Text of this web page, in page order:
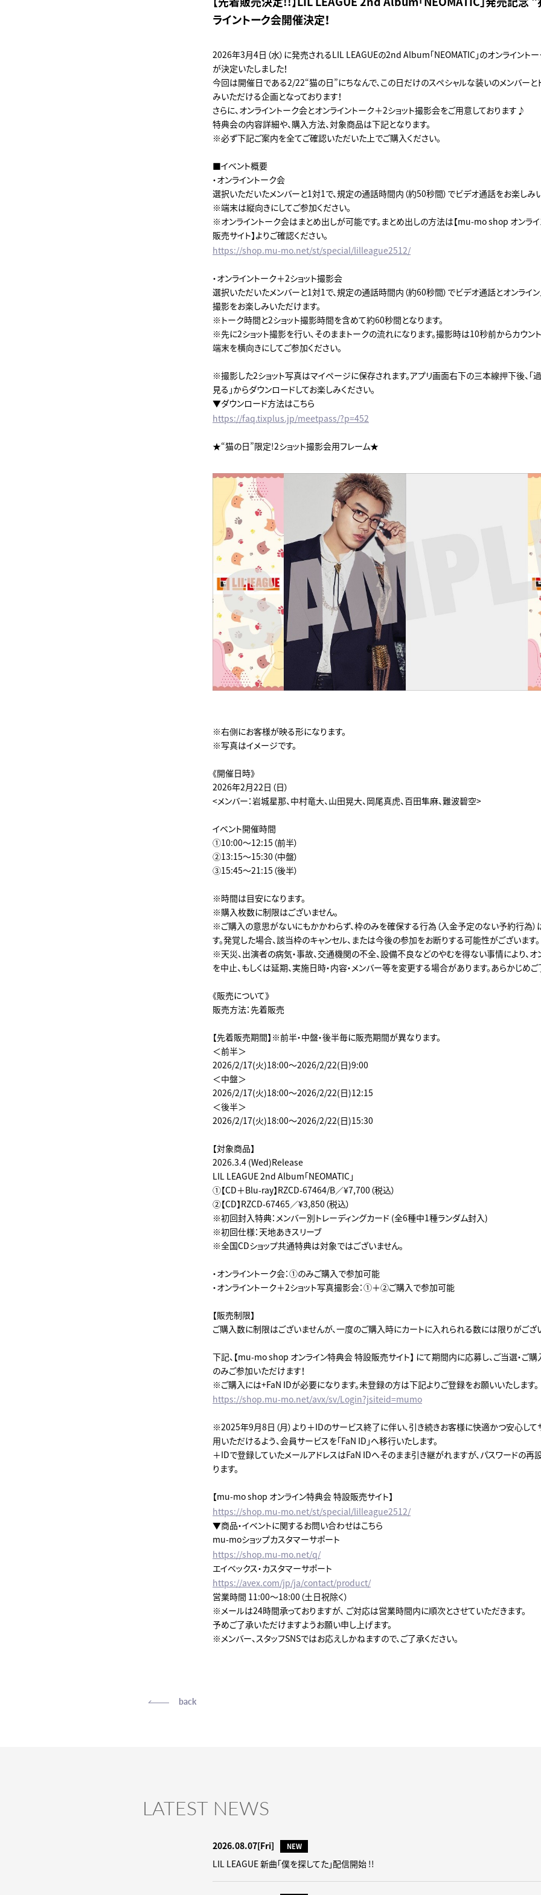
ライントーク会開催決定！
2026年3月4日（水）に発売されるLIL LEAGUEの2nd Album「NEOMATIC」のオンライント
が決定いたしました！
今回は開催日である2/22“猫の日”にちなんで、この日だけのスペシャルな装いのメンバーと
みいただける企画となっております！
さらに、オンライントーク会とオンライントーク＋2ショット撮影会をご用意しております♪
特典会の内容詳細や、購入方法、対象商品は下記となります。
※必ず下記ご案内を全てご確認いただいた上でご購入ください。
■イベント概要
・オンライントーク会
選択いただいたメンバーと1対1で、規定の通話時間内（約50秒間）でビデオ通話をお楽しみ
※端末は縦向きにしてご参加ください。
※オンライントーク会はまとめ出しが可能です。まとめ出しの方法は【mu-mo shop オンラ
販売サイト】よりご確認ください。
https://shop.mu-mo.net/st/special/lilleague2512/
・オンライントーク＋2ショット撮影会
選択いただいたメンバーと1対1で、規定の通話時間内（約60秒間）でビデオ通話とオンライ
撮影をお楽しみいただけます。
※トーク時間と2ショット撮影時間を含めて約60秒間となります。
※先に2ショット撮影を行い、そのままトークの流れになります。撮影時は10秒前からカウント
端末を横向きにしてご参加ください。
※撮影した2ショット写真はマイページに保存されます。アプリ画面右下の三本線押下後、「
見る」からダウンロードしてお楽しみください。
▼ダウンロード方法はこちら
https://faq.tixplus.jp/meetpass/?p=452
★“猫の日”限定!2ショット撮影会用フレーム★
※右側にお客様が映る形になります。
※写真はイメージです。
《開催日時》
2026年2月22日（日）
<メンバー：岩城星那、中村竜大、山田晃大、岡尾真虎、百田隼麻、難波碧空>
イベント開催時間
①10:00～12:15（前半）
②13:15～15:30（中盤）
③15:45～21:15（後半）
※時間は目安になります。
※購入枚数に制限はございません。
※ご購入の意思がないにもかかわらず、枠のみを確保する行為（入金予定のない予約行為）
す。発覚した場合、該当枠のキャンセル、または今後の参加をお断りする可能性がございます。
※天災、出演者の病気・事故、交通機関の不全、設備不良などのやむを得ない事情により、オ
を中止、もしくは延期、実施日時・内容・メンバー等を変更する場合があります。あらかじめご
《販売について》
販売方法：先着販売
【先着販売期間】※前半・中盤・後半毎に販売期間が異なります。
＜前半＞
2026/2/17(火)18:00～2026/2/22(日)9:00
＜中盤＞
2026/2/17(火)18:00～2026/2/22(日)12:15
＜後半＞
2026/2/17(火)18:00～2026/2/22(日)15:30
【対象商品】
2026.3.4 (Wed)Release
LIL LEAGUE 2nd Album「NEOMATIC」
①【CD＋Blu-ray】RZCD-67464/B／¥7,700（税込）
②【CD】RZCD-67465／¥3,850（税込）
※初回封入特典：メンバー別トレーディングカード (全6種中1種ランダム封入)
※初回仕様：天地あきスリーブ
※全国CDショップ共通特典は対象ではございません。
・オンライントーク会：①のみご購入で参加可能
・オンライントーク＋2ショット写真撮影会：①＋②ご購入で参加可能
【販売制限】
ご購入数に制限はございませんが、一度のご購入時にカートに入れられる数には限りがござ
下記、【mu-mo shop オンライン特典会 特設販売サイト】 にて期間内に応募し、ご当選・ご
のみご参加いただけます！
※ご購入には+FaN IDが必要になります。未登録の方は下記よりご登録をお願いいたします。
https://shop.mu-mo.net/avx/sv/Login?jsiteid=mumo
※2025年9月8日（月）より＋IDのサービス終了に伴い、引き続きお客様に快適かつ安心して
用いただけるよう、会員サービスを「FaN ID」へ移行いたします。
＋IDで登録していたメールアドレスはFaN IDへそのまま引き継がれますが、パスワードの
ります。
【mu-mo shop オンライン特典会 特設販売サイト】
https://shop.mu-mo.net/st/special/lilleague2512/
▼商品・イベントに関するお問い合わせはこちら
mu-moショップカスタマーサポート
https://shop.mu-mo.net/q/
エイベックス・カスタマーサポート
https://avex.com/jp/ja/contact/product/
営業時間 11:00～18:00（土日祝除く）
※メールは24時間承っておりますが、 ご対応は営業時間内に順次とさせていただきます。
予めご了承いただけますようお願い申し上げます。
※メンバー、スタッフSNSではお応えしかねますので、ご了承ください。
back
LATEST NEWS
2026.08.07[Fri] NEW
LIL LEAGUE 新曲「僕を探してた」配信開始 !!